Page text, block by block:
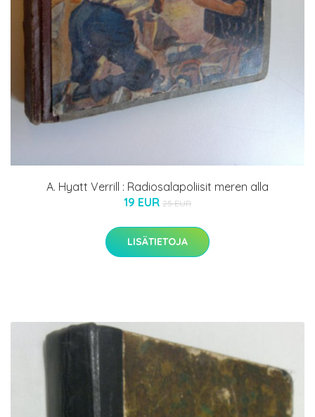
A. Hyatt Verrill : Radiosalapoliisit meren alla
19 EUR 25 EUR
LISÄTIETOJA